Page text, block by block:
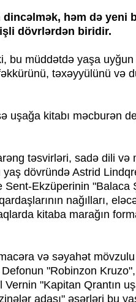
həm də yeni
dövrlərdən biridir.
bu müddətdə yaşa uyğun
təxəyyülünü və
uşağa kitabı məcburən
təsvirləri, sadə dili və
dövründə Astrid
Sent-Ekzüperinin "Balaca
nağılları,
kitaba marağın
və səyahət
"Robinzon
"Kapitan Qrantın
adası" əsərləri bu